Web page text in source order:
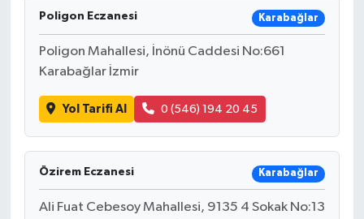
Poligon Eczanesi Karabağlar
Poligon Mahallesi, İnönü Caddesi No:661
Karabağlar İzmir
Yol Tarifi Al 0 (546) 194 20 45
Özirem Eczanesi Karabağlar
Ali Fuat Cebesoy Mahallesi, 9135 4 Sokak No:13